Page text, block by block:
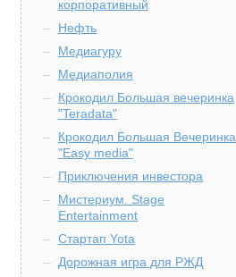
корпоративный
Нефть
Медиагуру
Медиаполия
Крокодил Большая вечеринка
"Teradata"
Крокодил Большая Вечеринка
"Easy media"
Приключения инвестора
Мистериум. Stage
Entertainment
Стартап Yota
Дорожная игра для РЖД